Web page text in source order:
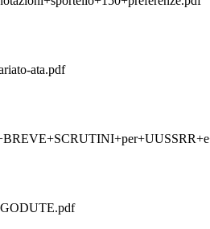
ata.pdf